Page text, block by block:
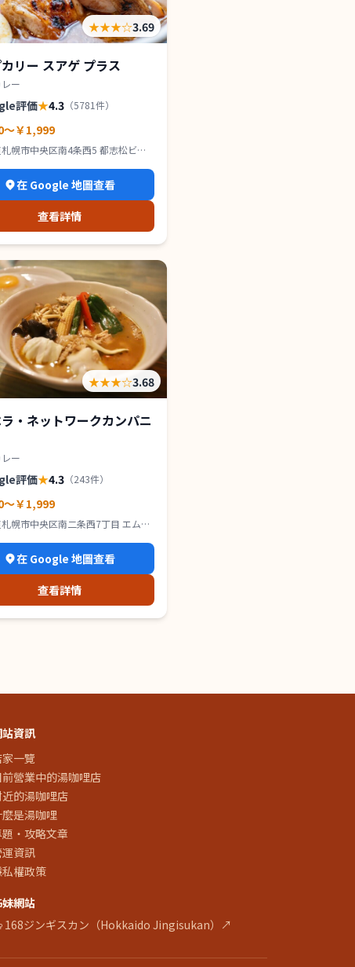
★★★☆3.69
リー スアゲ プラス
ー
評価★4.3 （5781件）
～￥1,999
幌市中央区南4条西5 都志松ビル
在 Google 地圖查看
查看詳情
★★★☆3.68
・ネットワークカンパニ
ー
評価★4.3 （243件）
～￥1,999
幌市中央区南二条西7丁目 エムズ
在 Google 地圖查看
查看詳情
資訊
一覽
前營業中的湯咖哩店
近的湯咖哩店
麼是湯咖哩
・攻略文章
運資訊
私權政策
網站
168ジンギスカン（Hokkaido Jingisukan）↗